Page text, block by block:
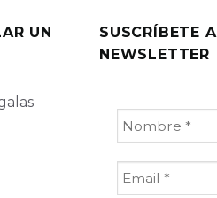
UN
SUSCRÍBETE A
NEWSLETTER